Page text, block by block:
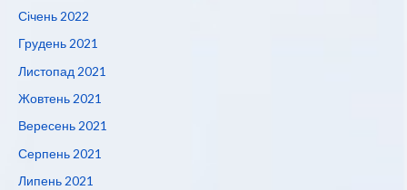
Січень 2022
Грудень 2021
Листопад 2021
Жовтень 2021
Вересень 2021
Серпень 2021
Липень 2021